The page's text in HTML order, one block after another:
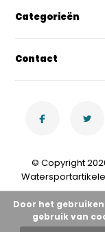
Categorieën
Contact
© Copyright
Door het
gebruik van